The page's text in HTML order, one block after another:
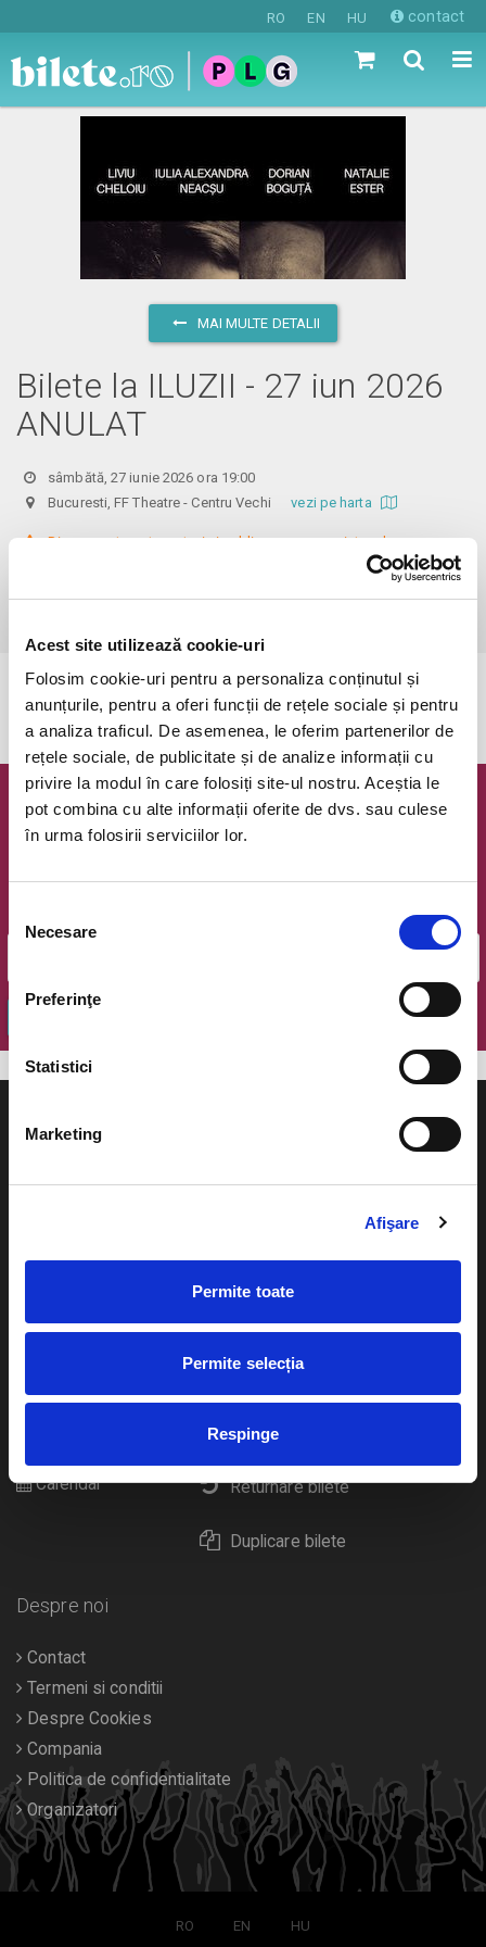
Acest site utilizează cookie-uri
Folosim cookie-uri pentru a personaliza conținutul și
anunțurile, pentru a oferi funcții de rețele sociale și pentru
a analiza traficul. De asemenea, le oferim partenerilor de
rețele sociale, de publicitate și de analize informații cu
privire la modul în care folosiți site-ul nostru. Aceștia le
pot combina cu alte informații oferite de dvs. sau culese
în urma folosirii serviciilor lor.
consimțământului
Necesare
Preferinţe
Statistici
Marketing
Afişare
Permite toate
Permite selecția
Respinge
RO EN HU contact
MAI MULTE DETALII
Bilete la ILUZII - 27 iun 2026
ANULAT
sâmbătă, 27 iunie 2026 ora 19:00
Bucuresti, FF Theatre - Centru Vechivezi pe harta
Din respect pentru actori si public avem rugamintea de a va
prezenta cu cel putin 30 de minute inainte de inceperea spectacolului.
Evenimentul a expirat.
Newsletter @ Bilete.ro
evenimente.
Plata online sau cash
eBilet printat acasa
Livrare prin curier
Returnare bilete
Duplicare bilete
Teatru
festivaluri
Cultura
Calendar
Despre noi
Contact
Termeni si conditii
Despre Cookies
Compania
Politica de confidentialitate
Organizatori
RO EN HU